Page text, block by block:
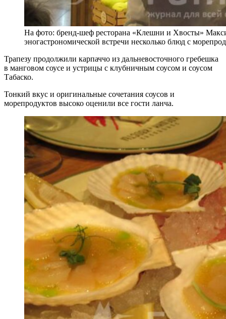
На фото: бренд-шеф ресторана «Клешни и Хвосты»
эногастрономической встречи несколько блюд с
Трапезу продолжили карпаччо из дальневосточного гребешка
в манговом соусе и устрицы с клубничным соусом и соусом
Табаско.
Тонкий вкус и оригинальные сочетания соусов и
морепродуктов высоко оценили все гости ланча.